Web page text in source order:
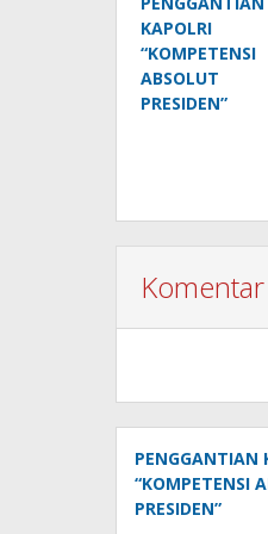
KAPOLRI
“KOMPETENSI
ABSOLUT
PRESIDEN”
Komentar
PENGGANTIAN
“KOMPETENSI
PRESIDEN”